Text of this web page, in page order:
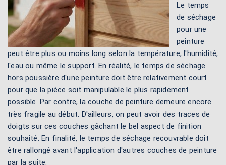
Le temps
de séchage
pour une
peinture
peut être plus ou moins long selon la température, l'humidité,
l'eau ou même le support. En réalité, le temps de séchage
hors poussière d'une peinture doit être relativement court
pour que la pièce soit manipulable le plus rapidement
possible. Par contre, la couche de peinture demeure encore
très fragile au début. D'ailleurs, on peut avoir des traces de
doigts sur ces couches gâchant le bel aspect de finition
souhaité. En finalité, le temps de séchage recouvrable doit
être rallongé avant l'application d'autres couches de peinture
par la suite.